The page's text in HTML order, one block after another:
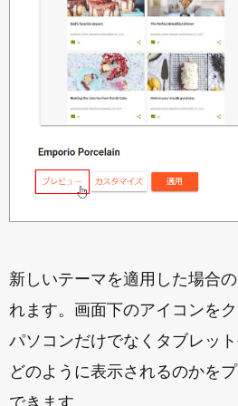
新しいテーマを適用した場合
れます。画面下のアイコンを
パソコンだけでなくタブレッ
どのように表示されるのかを
できます。